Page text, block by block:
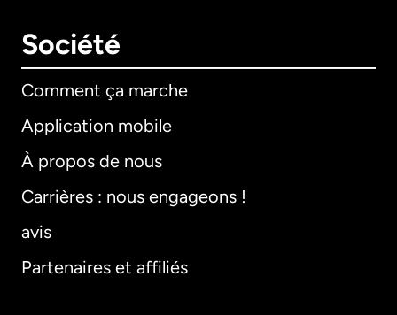
Société
Comment ça marche
Application mobile
À propos de nous
Carrières : nous engageons !
avis
Partenaires et affiliés